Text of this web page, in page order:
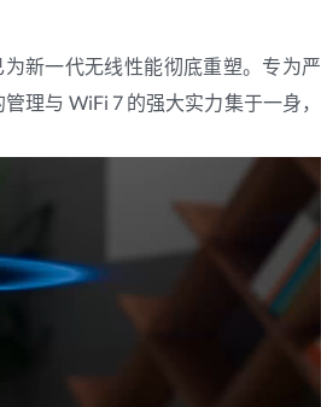
新一代无线性能彻底重塑。专为严
理与 WiFi 7 的强大实力集于一身，